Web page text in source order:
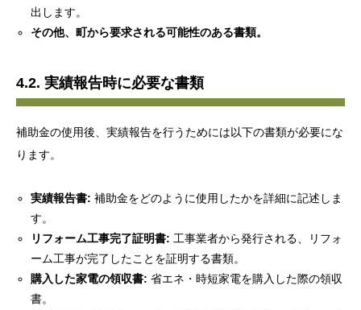
出します。
その他、町から要求される可能性のある書類。
4.2. 実績報告時に必要な書類
補助金の使用後、実績報告を行うためには以下の書類が必要にな
ります。
実績報告書: 補助金をどのように使用したかを詳細に記述しま
す。
リフォーム工事完了証明書: 工事業者から発行される、リフォ
ーム工事が完了したことを証明する書類。
購入した家電の領収書: 省エネ・時短家電を購入した際の領収
書。